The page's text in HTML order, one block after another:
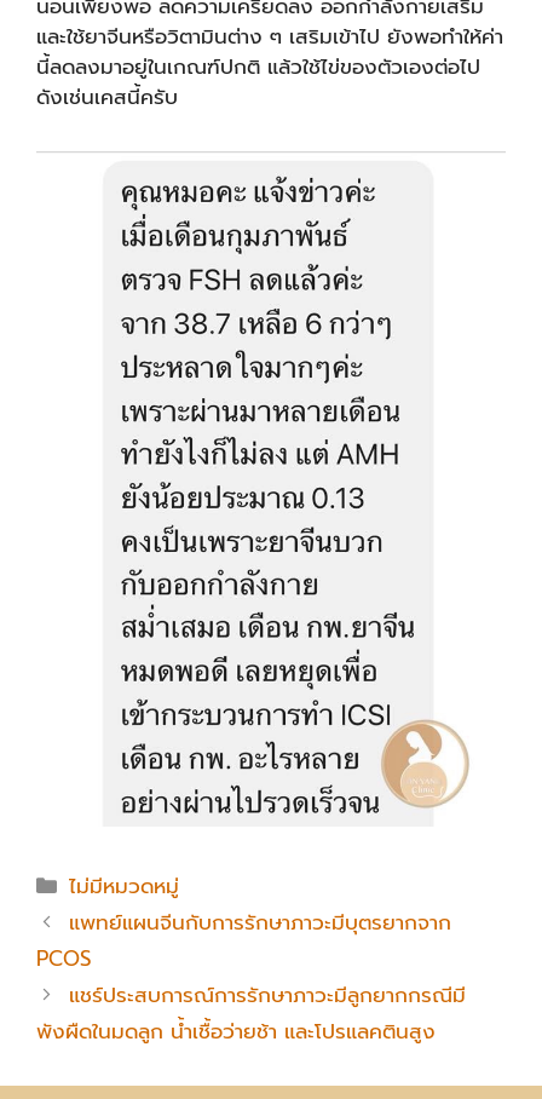
และใช้ยาจีนหรือวิตามินต่าง ๆ เสริมเข้าไป ยังพอทำให้ค่า
นี้ลดลงมาอยู่ในเกณฑ์ปกติ แล้วใช้ไข่ของตัวเองต่อไป
ดังเช่นเคสนี้ครับ
Categories
ไม่มีหมวดหมู่
แพทย์แผนจีนกับการรักษาภาวะมีบุตรยากจาก
PCOS
แชร์ประสบการณ์การรักษาภาวะมีลูกยากกรณีมี
พังผืดในมดลูก น้ำเชื้อว่ายช้า และโปรแลคตินสูง